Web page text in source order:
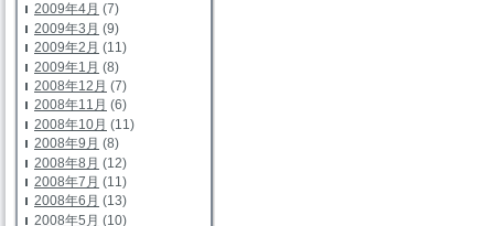
2009年4月 (7)
2009年3月 (9)
2009年2月 (11)
2009年1月 (8)
2008年12月 (7)
2008年11月 (6)
2008年10月 (11)
2008年9月 (8)
2008年8月 (12)
2008年7月 (11)
2008年6月 (13)
2008年5月 (10)